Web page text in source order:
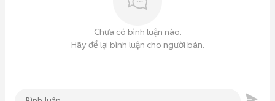
📩 𝗜𝗻𝗯𝗼𝘅 𝗻𝗴𝗮𝘆 đ𝗲̂̉ đ𝗮̣̆𝘁 𝘃𝗲́!
☎️ 𝗛𝗼𝘁𝗹𝗶𝗻𝗲/𝗭𝗮𝗹𝗼: *** (Ms. Linh)
Chưa có bình luận nào.
Hãy để lại bình luận cho người bán.